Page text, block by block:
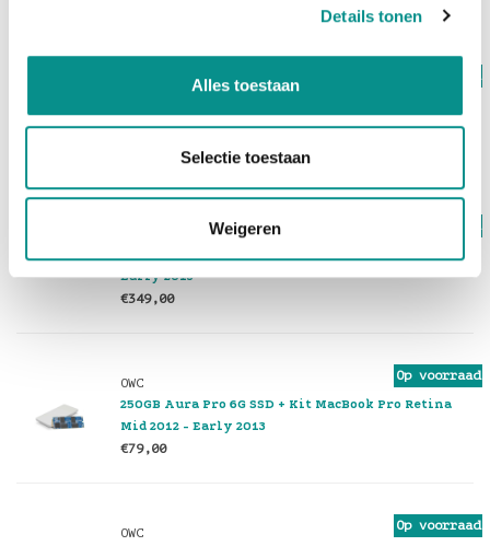
Details tonen
Alles toestaan
Selectie toestaan
Weigeren
Early 2013
2TB Aura Pro 6G SSD MacBook Pro Retina Mid 2012 -
Early 2013
€349,00
Op voorraad
OWC
250GB Aura Pro 6G SSD + Kit MacBook Pro Retina
Mid 2012 - Early 2013
€79,00
Op voorraad
OWC